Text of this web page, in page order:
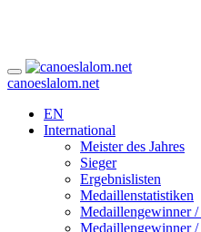
canoeslalom.net
EN
International
Meister des Jahres
Sieger
Ergebnislisten
Medaillenstatistiken
Medaillengewinner
Medaillengewinner /